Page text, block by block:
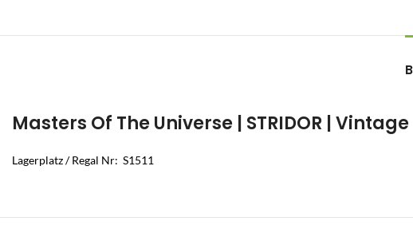
Masters Of The Universe | STRIDOR |
Lagerplatz / Regal Nr: S1511